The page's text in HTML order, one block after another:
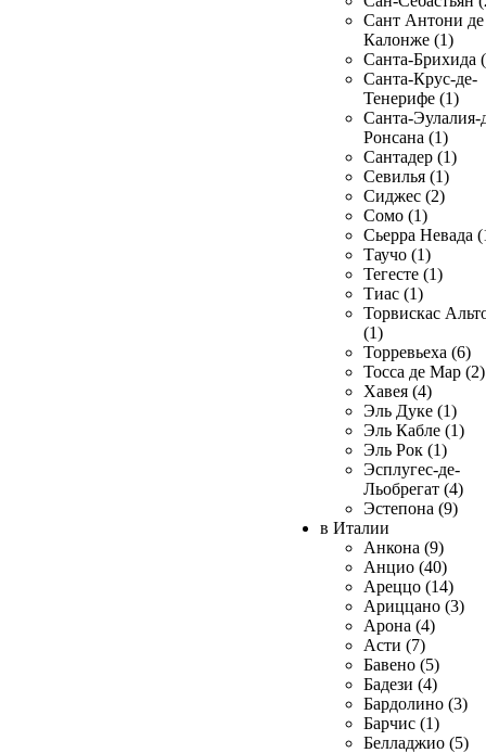
Сант Антони де
Калонже (1)
Санта-Брихида
Санта-Крус-де-
Тенерифе (1)
Санта-Эулалия-
Ронсана (1)
Сантадер (1)
Севилья (1)
Сиджес (2)
Сомо (1)
Сьерра Невада
Таучо (1)
Тегесте (1)
Тиас (1)
Торвискас
(1)
Торревьеха (6)
Тосса де Мар (2)
Хавея (4)
Эль Дуке (1)
Эль Кабле (1)
Эль Рок (1)
Эсплугес-де-
Льобрегат (4)
Эстепона (9)
в Италии
Анкона (9)
Анцио (40)
Ареццо (14)
Ариццано (3)
Арона (4)
Асти (7)
Бавено (5)
Бадези (4)
Бардолино (3)
Барчис (1)
Белладжио (5)